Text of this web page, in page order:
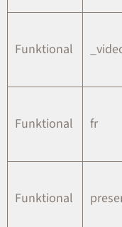
Funktional
Funktional fr
Funktional